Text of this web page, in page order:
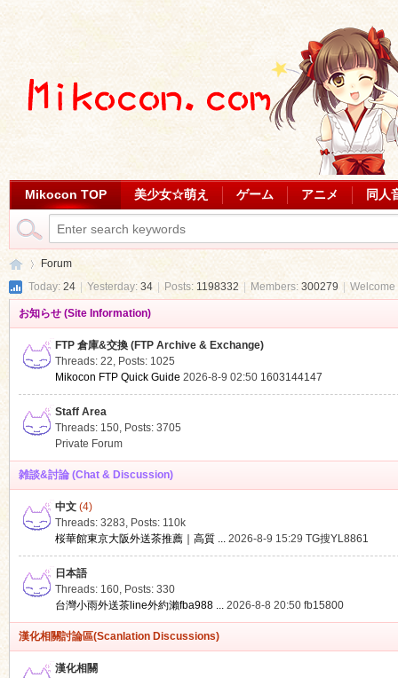
Mikocon TOP 美少女☆萌え ゲーム アニメ 同人
Forum
Today: 24 Yesterday: 34 Posts: 1198332 Members: 300279
お知らせ (Site Information)
FTP 倉庫&交換 (FTP Archive & Exchange)
Threads: 22, Posts: 1025
Mikocon FTP Quick Guide 2026-8-9 02:50 1603144147
Staff Area
Threads: 150, Posts: 3705
Private Forum
雑談&討論 (Chat & Discussion)
中文(4)
Threads: 3283, Posts: 110k
桜華館東京大阪外送茶推薦｜高質 ... 2026-8-9 15:29 TG搜YL8861
日本語
Threads: 160, Posts: 330
台灣小雨外送茶line外約瀨fba988 ... 2026-8-8 20:50 fb15800
漢化相關討論區(Scanlation Discussions)
漢化相關